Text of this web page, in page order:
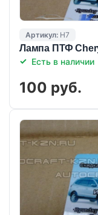
Артикул: H7
Лампа ПТФ
Есть в наличии
100 руб.